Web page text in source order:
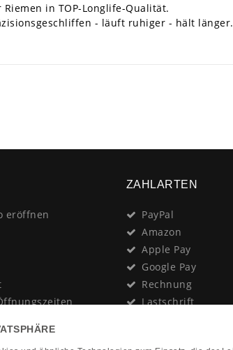
in TOP-Longlife-Qualität.
- läuft ruhiger - hält länger.
eröffnen
ZAHLARTEN
PayPal
Amazon
Apple Pay
Google Pay
Rechnung
Lastschrift